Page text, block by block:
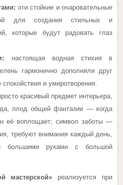
эти стойкие и очаровательные
для создания стильных и
которые будут радовать глаз
настоящая водная стихия в
гармонично дополняли друг
и умиротворения.
красивый предмет интерьера,
плод общей фантазии — когда
её воплощает; символ заботы —
требуют внимания каждый день,
большими руками с большой
мастерской» реализуется при